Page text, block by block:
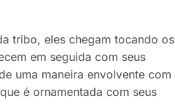
tribo, eles chegam tocando os
em seguida com seus
uma maneira envolvente com
é ornamentada com seus